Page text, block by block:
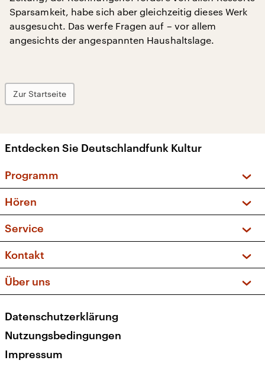
Sparsamkeit, habe sich aber gleichzeitig dieses Werk
ausgesucht. Das werfe Fragen auf – vor allem
angesichts der angespannten Haushaltslage.
Zur Startseite
Entdecken Sie Deutschlandfunk Kultur
Programm
Sendungen und Podcasts
Musikliste
Kakadu – Das Kinderprogramm
Hören
Frequenzen (UKW + DAB+)
Service
FAQ
Apps
Newsletter
Veranstaltungen
Kontakt
Social Media
Über uns
Presse
Karriere
Transparenz
Datenschutzerklärung
Nutzungsbedingungen
Impressum